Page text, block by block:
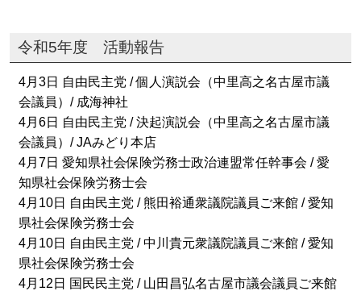
令和5年度 活動報告
4月3日 自由民主党 / 個人演説会（中里高之名古屋市議
会議員）/ 成海神社
4月6日 自由民主党 / 決起演説会（中里高之名古屋市議
会議員）/ JAみどり本店
4月7日 愛知県社会保険労務士政治連盟常任幹事会 / 愛
知県社会保険労務士会
4月10日 自由民主党 / 熊田裕通衆議院議員ご来館 / 愛知
県社会保険労務士会
4月10日 自由民主党 / 中川貴元衆議院議員ご来館 / 愛知
県社会保険労務士会
4月12日 国民民主党 / 山田昌弘名古屋市議会議員ご来館